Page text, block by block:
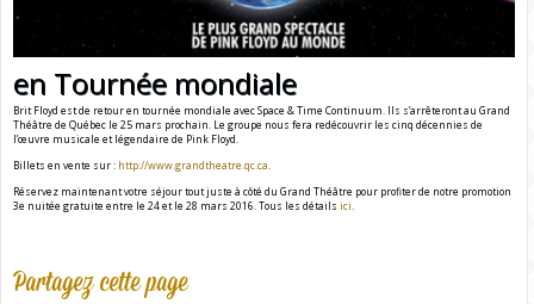
en Tournée mondiale
Brit Floyd est de retour en tournée mondiale avec Space & Time Continuum. Ils s’arrêteront au Grand
Théâtre de Québec le 25 mars prochain. Le groupe nous fera redécouvrir les cinq décennies de
l’œuvre musicale et légendaire de Pink Floyd.
Billets en vente sur : http://www.grandtheatre.qc.ca
Réservez maintenant votre séjour tout juste à côté du Grand Théâtre pour profiter de notre promotion
3e nuitée gratuite entre le 24 et le 28 mars 2016. Tous les détails ici
Partagez cette page